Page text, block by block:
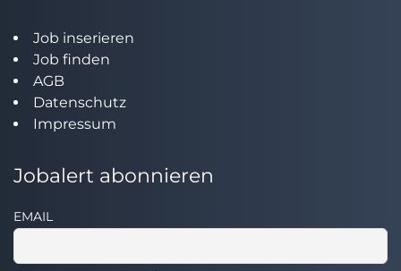
Job inserieren
Job finden
AGB
Datenschutz
Impressum
Jobalert abonnieren
EMAIL